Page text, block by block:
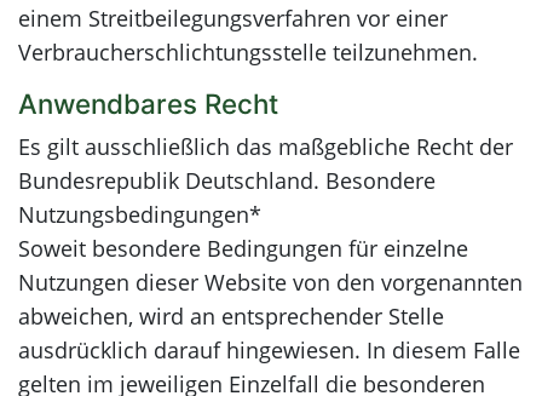
einem Streitbeilegungsverfahren vor einer
Verbraucherschlichtungsstelle teilzunehmen.
Anwendbares Recht
Es gilt ausschließlich das maßgebliche Recht der
Bundesrepublik Deutschland. Besondere
Nutzungsbedingungen*
Soweit besondere Bedingungen für einzelne
Nutzungen dieser Website von den vorgenannten
abweichen, wird an entsprechender Stelle
ausdrücklich darauf hingewiesen. In diesem Falle
gelten im jeweiligen Einzelfall die besonderen